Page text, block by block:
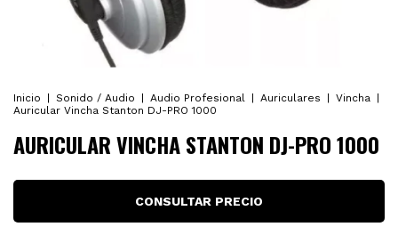
Inicio Sonido / Audio Audio Profesional Auriculares Vincha
Auricular Vincha Stanton DJ-PRO 1000
AURICULAR VINCHA STANTON DJ-PRO 1000